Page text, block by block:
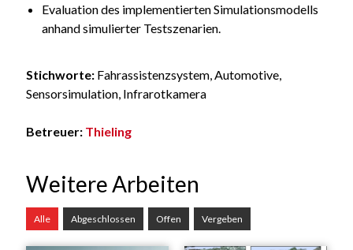
Evaluation des implementierten Simulationsmodells
anhand simulierter Testszenarien.
Stichworte:Fahrassistenzsystem, Automotive,
Sensorsimulation, Infrarotkamera
Betreuer: Thieling
Weitere Arbeiten
Alle Abgeschlossen Offen Vergeben